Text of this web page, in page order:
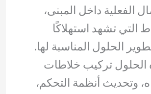
الفعلية داخل المبنى،
التي تشهد استهلاكًا
الحلول المناسبة لها.
تركيب خلاطات
وتحديث أنظمة التحكم،